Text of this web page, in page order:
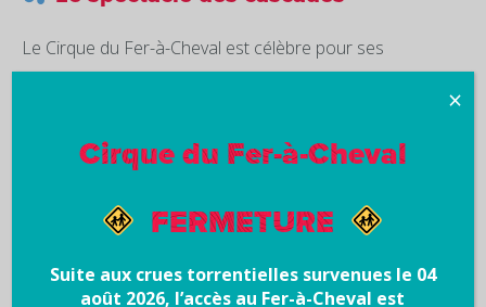
Le Cirque du Fer-à-Cheval est célèbre pour ses
Tout au long de l’itinéraire, vous pourrez admirer ces
chutes d’eau qui dévalent les falaises calcaires : un
spectacle sonore et visuel unique.
Cirque du Fer-à-Cheval
FERMETURE
Suite aux crues torrentielles survenues le 04
août 2026, l’accès au Fer-à-Cheval est
×